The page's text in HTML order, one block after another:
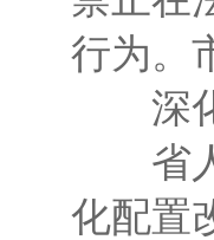
行为。
深化
省人
化配置